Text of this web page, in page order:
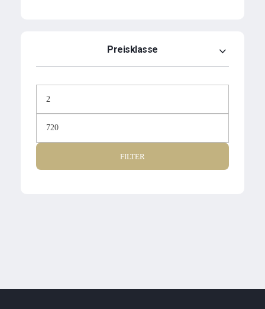
Preisklasse
FILTER